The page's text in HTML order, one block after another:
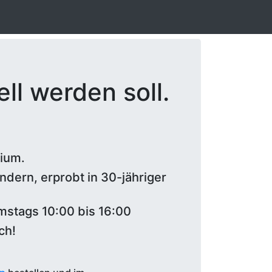
werden soll.
erprobt in 30-jähriger
10:00 bis 16:00